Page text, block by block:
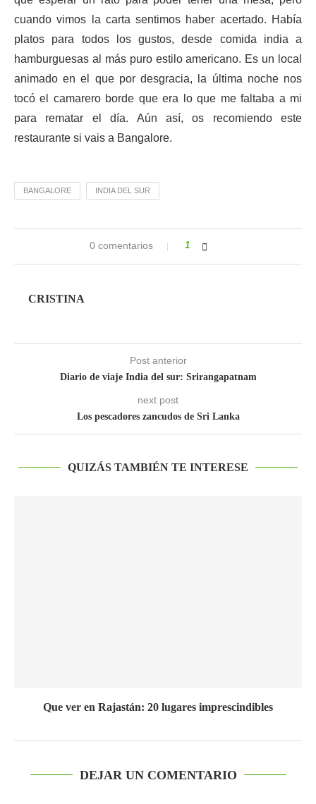
cuando vimos la carta sentimos haber acertado. Había
platos para todos los gustos, desde comida india a
hamburguesas al más puro estilo americano. Es un local
animado en el que por desgracia, la última noche nos
tocó el camarero borde que era lo que me faltaba a mi
para rematar el día. Aún así, os recomiendo este
restaurante si vais a Bangalore.
BANGALORE INDIA DEL SUR
0 comentarios 1
CRISTINA
Post anterior
Diario de viaje India del sur: Srirangapatnam
next post
Los pescadores zancudos de Sri Lanka
QUIZÁS TAMBIÉN TE INTERESE
Que ver en Rajastán: 20 lugares imprescindibles
DEJAR UN COMENTARIO